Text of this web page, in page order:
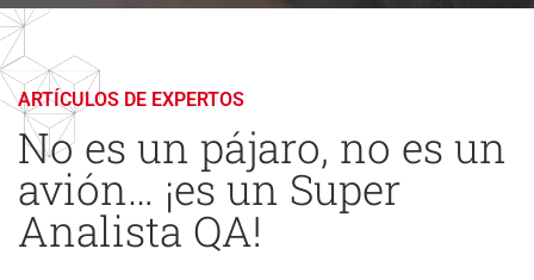
ARTÍCULOS DE EXPERTOS
No es un pájaro, no es un
avión… ¡es un Super
Analista QA!